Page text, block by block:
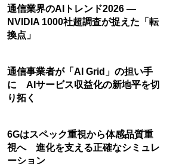
通信業界のAIトレンド2026 ―
NVIDIA 1000社超調査が捉えた「転
換点」
通信事業者が「AI Grid」の担い手
に AIサービス収益化の新地平を切
り拓く
6Gはスペック重視から体感品質重
視へ 進化を支える正確なシミュレ
ーション